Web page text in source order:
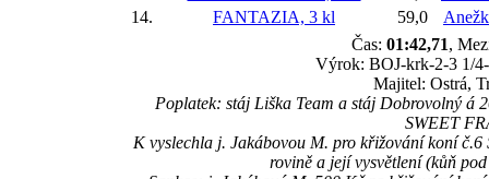
14.
FANTAZIA, 3 kl 59,0
Čas: 01:42,71,
Výrok: BOJ-krk-2-3 1/
Majitel: Ostrá,
Poplatek: stáj Liška Team a stáj Dobrovolný á
SWEET
K vyslechla j. Jakábovou M. pro křižování koní
rovině a její vysvětlení (kůň